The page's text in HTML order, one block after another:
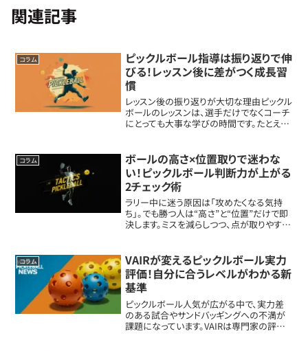
関連記事
コラム
ピックルボール指導は振り返りで伸
びる！レッスン後に差がつく成長習
慣
レッスン後の振り返りが大切な理由ピックル
ボールのレッスンは、選手だけでなくコーチ
にとっても大事な学びの時間です。たとえ
こともあります。その違いを振り返ること
で、...
コラム
ボールの高さ×位置取りで迷わな
い！ピックルボール判断力が上がる
2チェック術
ラリー中に迷う原因は「攻めたくなる気持
ち」。でも勝つ人は“高さ”と“位置”だけで即
決します。ミスを減らしつつ、点が取りやすい
える人って、派手な強打より「失点し...
コラム
VAIRが変えるピックルボール実力
評価！自分に合うレベルがわかる新
基準
ピックルボール人気が広がる中で、実力差
のある試合やサンドバッギングへの不満が
課題になっています。VAIRは専門家の評価